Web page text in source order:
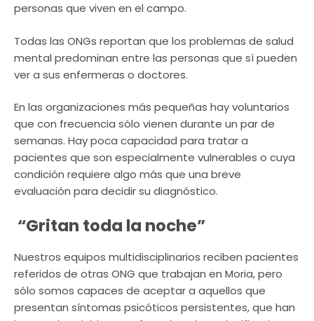
personas que viven en el campo.
Todas las ONGs reportan que los problemas de salud
mental predominan entre las personas que sí pueden
ver a sus enfermeras o doctores.
En las organizaciones más pequeñas hay voluntarios
que con frecuencia sólo vienen durante un par de
semanas. Hay poca capacidad para tratar a
pacientes que son especialmente vulnerables o cuya
condición requiere algo más que una breve
evaluación para decidir su diagnóstico.
“Gritan toda la noche”
Nuestros equipos multidisciplinarios reciben pacientes
referidos de otras ONG que trabajan en Moria, pero
sólo somos capaces de aceptar a aquellos que
presentan síntomas psicóticos persistentes, que han